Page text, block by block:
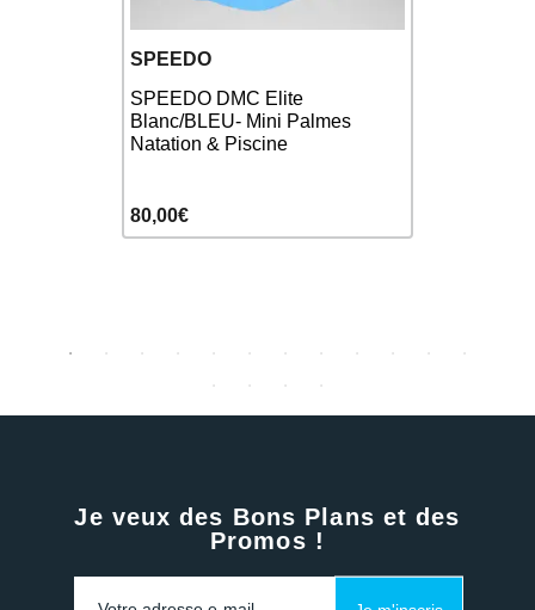
SPEEDO
SPEEDO DMC Elite
Blanc/BLEU- Mini Palmes
Natation & Piscine
80,00€
Je veux des Bons Plans et des
Promos !